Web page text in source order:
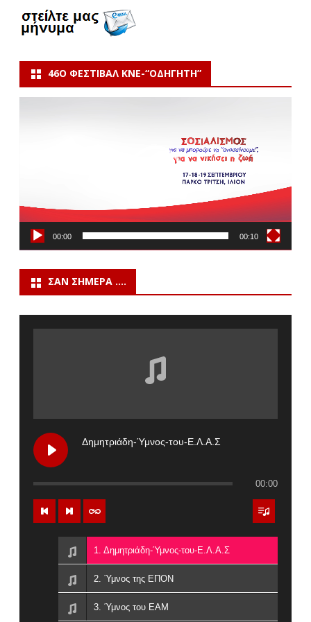
46Ο ΦΕΣΤΙΒΆΛ ΚΝΕ-“ΟΔΗΓΗΤΗ”
Πρόγραμμα
00:00 00:10
ΣΑΝ ΣΉΜΕΡΑ ….
Δημητριάδη-Ύμνος-του-Ε.Λ.Α.Σ
00:00
1. Δημητριάδη-Ύμνος-του-Ε.Λ.Α.Σ
2. Ύμνος της ΕΠΟΝ
3. Ύμνος του ΕΑΜ